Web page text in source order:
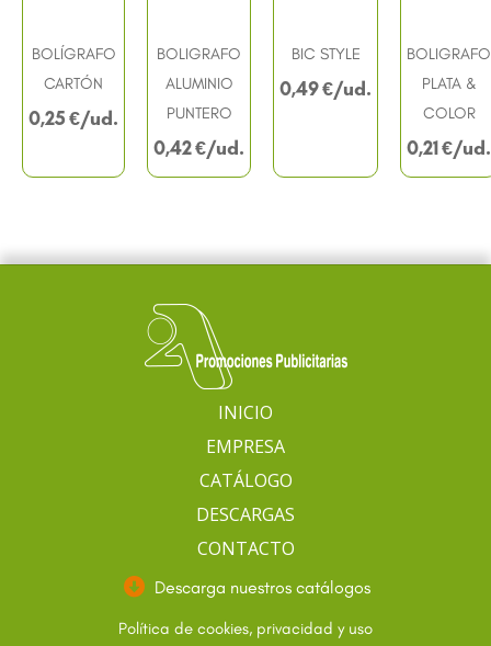
BOLÍGRAFO
CARTÓN
0,25€
BOLIGRAFO
ALUMINIO
PUNTERO
0,42€
BIC STYLE
0,49€
BOLIGRAFO
PLATA &
COLOR
0,21€
INICIO
EMPRESA
CATÁLOGO
DESCARGAS
CONTACTO
Descarga nuestros catálogos
Política de cookies, privacidad y uso